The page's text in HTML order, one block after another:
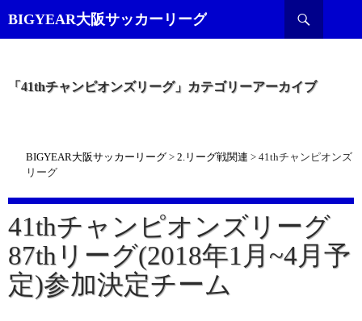
BIGYEAR大阪サッカーリーグ
索
「41thチャンピオンズリーグ」カテゴリーアーカイブ
BIGYEAR大阪サッカーリーグ > 2.リーグ戦関連 > 41thチャンピオンズ
リーグ
41thチャンピオンズリーグ
87thリーグ(2018年1月~4月予
定)参加決定チーム